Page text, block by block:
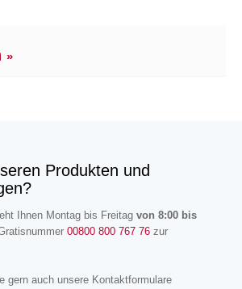
»
Produkten und
Ihnen Montag bis Freitag von 8:00 bis
00800 800 767 76 zur
gern auch unsere Kontaktformulare